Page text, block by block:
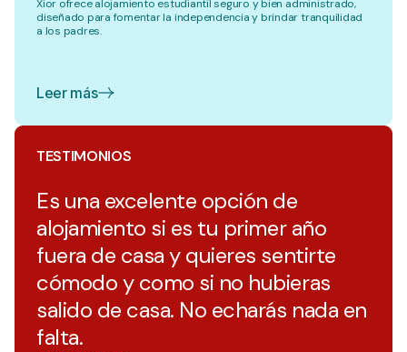
Xior ofrece alojamiento estudiantil seguro y bien administrado,
diseñado para fomentar la independencia y brindar tranquilidad
a los padres.
Leer más
TESTIMONIOS
Es una excelente opción de
alojamiento si es tu primer año
fuera de casa y quieres sentirte
cómodo y como si no hubieras
salido de casa. No echarás nada en
falta.